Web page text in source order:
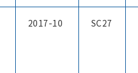
2017-10 SC27